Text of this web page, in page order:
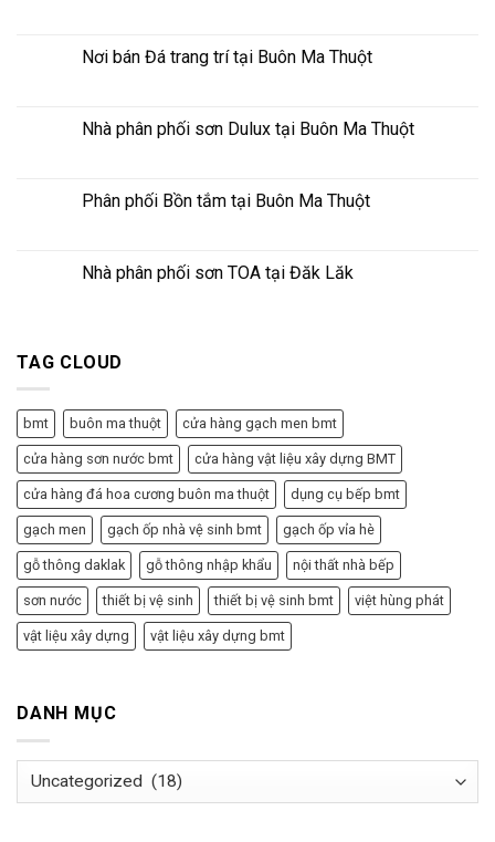
Nơi bán Đá trang trí tại Buôn Ma Thuột
Nhà phân phối sơn Dulux tại Buôn Ma Thuột
Phân phối Bồn tắm tại Buôn Ma Thuột
Nhà phân phối sơn TOA tại Đăk Lăk
TAG CLOUD
bmt buôn ma thuột cửa hàng gạch men bmt
cửa hàng sơn nước bmt cửa hàng vật liệu xây dựng BMT
cửa hàng đá hoa cương buôn ma thuột dụng cụ bếp bmt
gạch men gạch ốp nhà vệ sinh bmt gạch ốp vỉa hè
gỗ thông daklak gỗ thông nhập khẩu nội thất nhà bếp
sơn nước thiết bị vệ sinh thiết bị vệ sinh bmt việt hùng phát
vật liệu xây dựng vật liệu xây dựng bmt
DANH MỤC
Danh